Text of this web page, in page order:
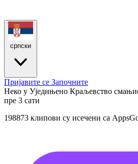
српски
Пријавите се Започните
Неко у Уједињено Краљевство
пре 3 сати
198873 клипови су исечени са